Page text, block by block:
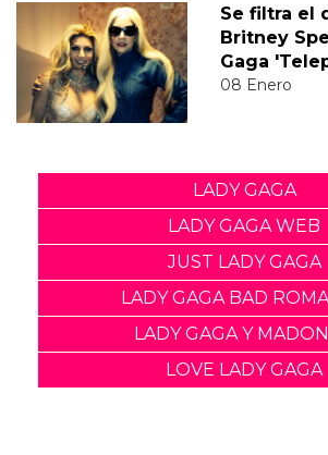
Se filtra el
Britney
Gaga
08 Enero
LADY GAGA
LADY GAGA WEB
JUST LADY GAGA
LADY GAGA BAD
LADY GAGA Y
LOVE LADY GAGA